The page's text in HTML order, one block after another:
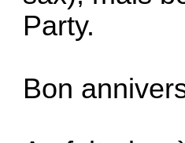
Party.
Bon